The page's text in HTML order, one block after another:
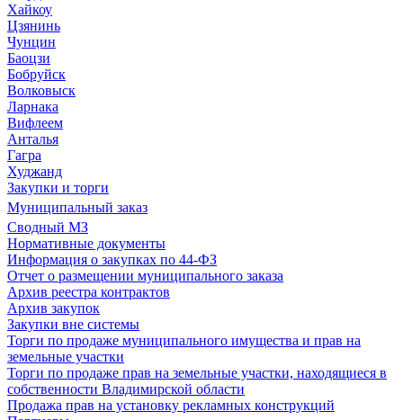
Хайкоу
Цзянинь
Чунцин
Баоцзи
Бобруйск
Волковыск
Ларнака
Вифлеем
Анталья
Гагра
Худжанд
Закупки и торги
Муниципальный заказ
Сводный МЗ
Нормативные документы
Информация о закупках по 44-ФЗ
Отчет о размещении муниципального заказа
Архив реестра контрактов
Архив закупок
Закупки вне системы
Торги по продаже муниципального имущества и прав на
земельные участки
Торги по продаже прав на земельные участки, находящиеся в
собственности Владимирской области
Продажа прав на установку рекламных конструкций